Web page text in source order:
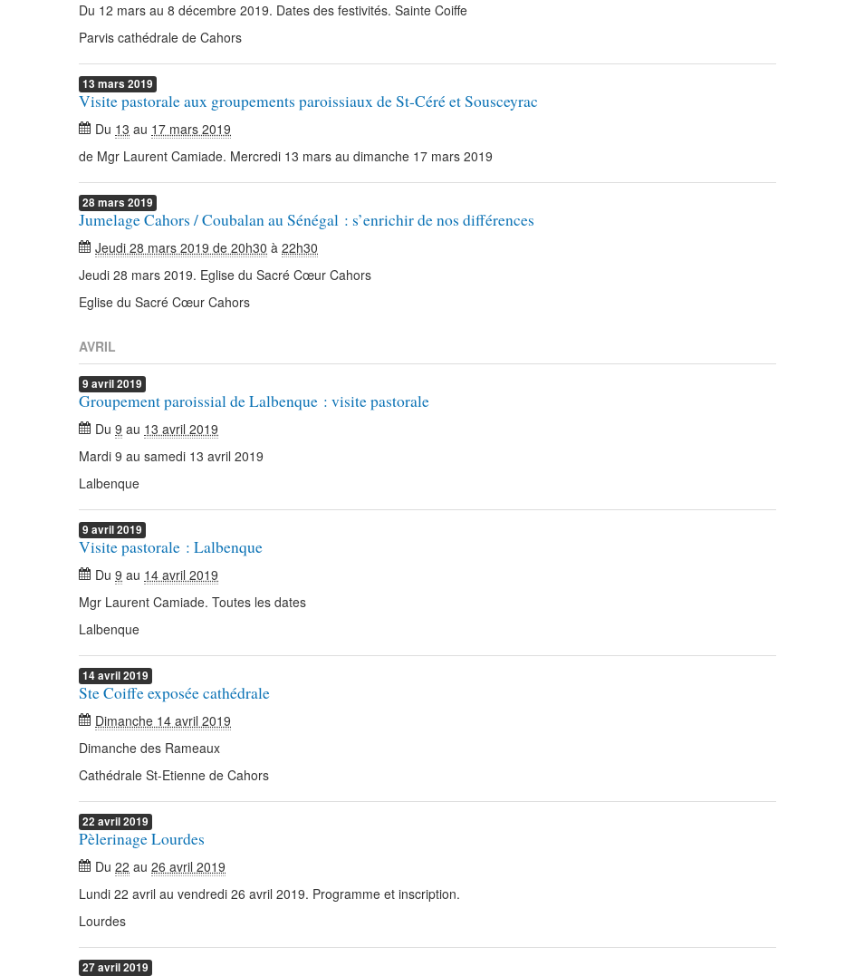
Du 12 mars au 8 décembre 2019. Dates des festivités. Sainte Coiffe
Parvis cathédrale de Cahors
13 mars 2019
Visite pastorale aux groupements paroissiaux de St-Céré et Sousceyrac
Du 13 au 17 mars 2019
de Mgr Laurent Camiade. Mercredi 13 mars au dimanche 17 mars 2019
28mars 2019
Jumelage Cahors / Coubalan au Sénégal : s’enrichir de nos différences
Jeudi 28 mars 2019 de 20h30 à 22h30
Jeudi 28 mars 2019. Eglise du Sacré Cœur Cahors
Eglise du Sacré Cœur Cahors
AVRIL
9 avril2019
Groupement paroissial de Lalbenque : visite pastorale
Du 9 au 13 avril 2019
Mardi 9 au samedi 13 avril 2019
Lalbenque
9 avril2019
Visite pastorale : Lalbenque
Du 9 au 14 avril 2019
Mgr Laurent Camiade. Toutes les dates
Lalbenque
14avril2019
Ste Coiffe exposée cathédrale
Dimanche 14 avril 2019
Dimanche des Rameaux
Cathédrale St-Etienne de Cahors
22 avril2019
Pèlerinage Lourdes
Du 22 au 26 avril 2019
Lundi 22 avril au vendredi 26 avril 2019. Programme et inscription.
Lourdes
27avril2019